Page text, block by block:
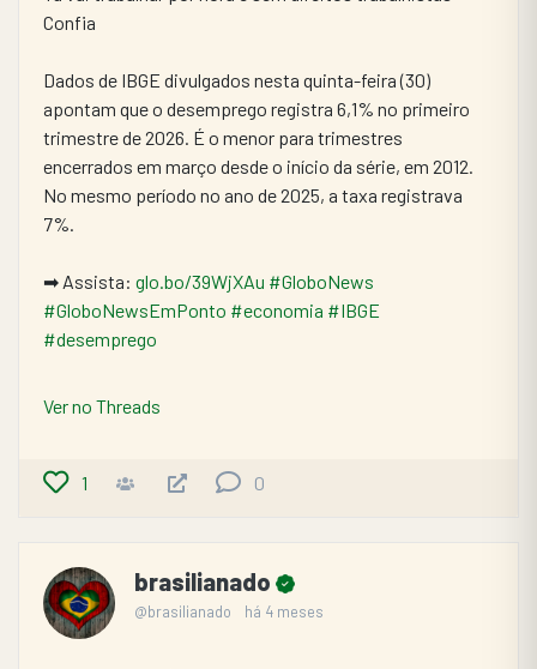
Confia
Dados de IBGE divulgados nesta quinta-feira (30)
apontam que o desemprego registra 6,1% no primeiro
trimestre de 2026. É o menor para trimestres
encerrados em março desde o início da série, em 2012.
No mesmo período no ano de 2025, a taxa registrava
7%.
➡ Assista: glo.bo/39WjXAu #GloboNews
#GloboNewsEmPonto #economia #IBGE
#desemprego
Ver no Threads
1 0
brasilianado
@brasilianado há 4 meses